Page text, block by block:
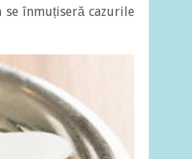
înmuțiseră cazurile